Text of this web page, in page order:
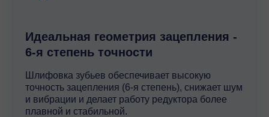
Идеальная геометрия зацепления -
6-я степень точности
Шлифовка зубьев обеспечивает высокую
точность зацепления (6-я степень), снижает шум
и вибрации и делает работу редуктора более
плавной и стабильной.